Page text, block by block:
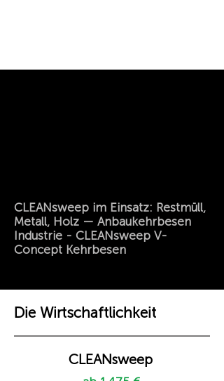
CLEANsweep im Einsatz: Restmüll,
Metall, Holz — Anbaukehrbesen
Industrie - CLEANsweep V-
Concept Kehrbesen
Die Wirtschaftlichkeit
CLEANsweep